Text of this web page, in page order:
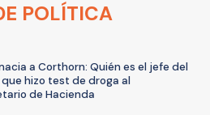
POLÍTICA
a Corthorn: Quién es el jefe del
hizo test de droga al
de Hacienda